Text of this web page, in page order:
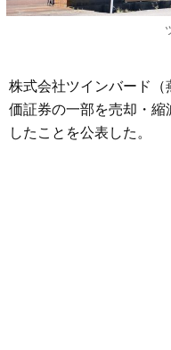
株式会社ツインバード
価証券の一部を売却・
したことを公表した。